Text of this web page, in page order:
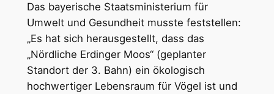
Das bayerische Staatsministerium für
Umwelt und Gesundheit musste feststellen:
„Es hat sich herausgestellt, dass das
„Nördliche Erdinger Moos“ (geplanter
Standort der 3. Bahn) ein ökologisch
hochwertiger Lebensraum für Vögel ist und